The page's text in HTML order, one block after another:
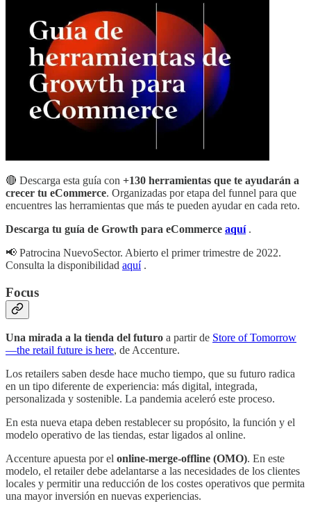
🔴 Descarga esta guía con +130 herramientas que te ayudarán a
crecer tu eCommerce. Organizadas por etapa del funnel para que
encuentres las herramientas que más te pueden ayudar en cada reto.
Descarga tu guía de Growth para eCommerce aquí.
📢 Patrocina NuevoSector. Abierto el primer trimestre de 2022.
Consulta la disponibilidad aquí.
Focus
Una mirada a la tienda del futuro a partir de Store of Tomorrow
—the retail future is here, de Accenture.
Los retailers saben desde hace mucho tiempo, que su futuro radica
en un tipo diferente de experiencia: más digital, integrada,
personalizada y sostenible. La pandemia aceleró este proceso.
En esta nueva etapa deben restablecer su propósito, la función y el
modelo operativo de las tiendas, estar ligados al online.
Accenture apuesta por el online-merge-offline (OMO). En este
modelo, el retailer debe adelantarse a las necesidades de los clientes
locales y permitir una reducción de los costes operativos que permita
una mayor inversión en nuevas experiencias.